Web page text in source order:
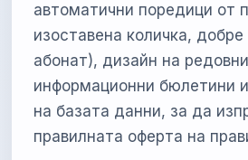
автоматични поредици от
изоставена количка,
абонат), дизайн на редовни
информационни бюлетини
на базата данни, за да
правилната оферта на